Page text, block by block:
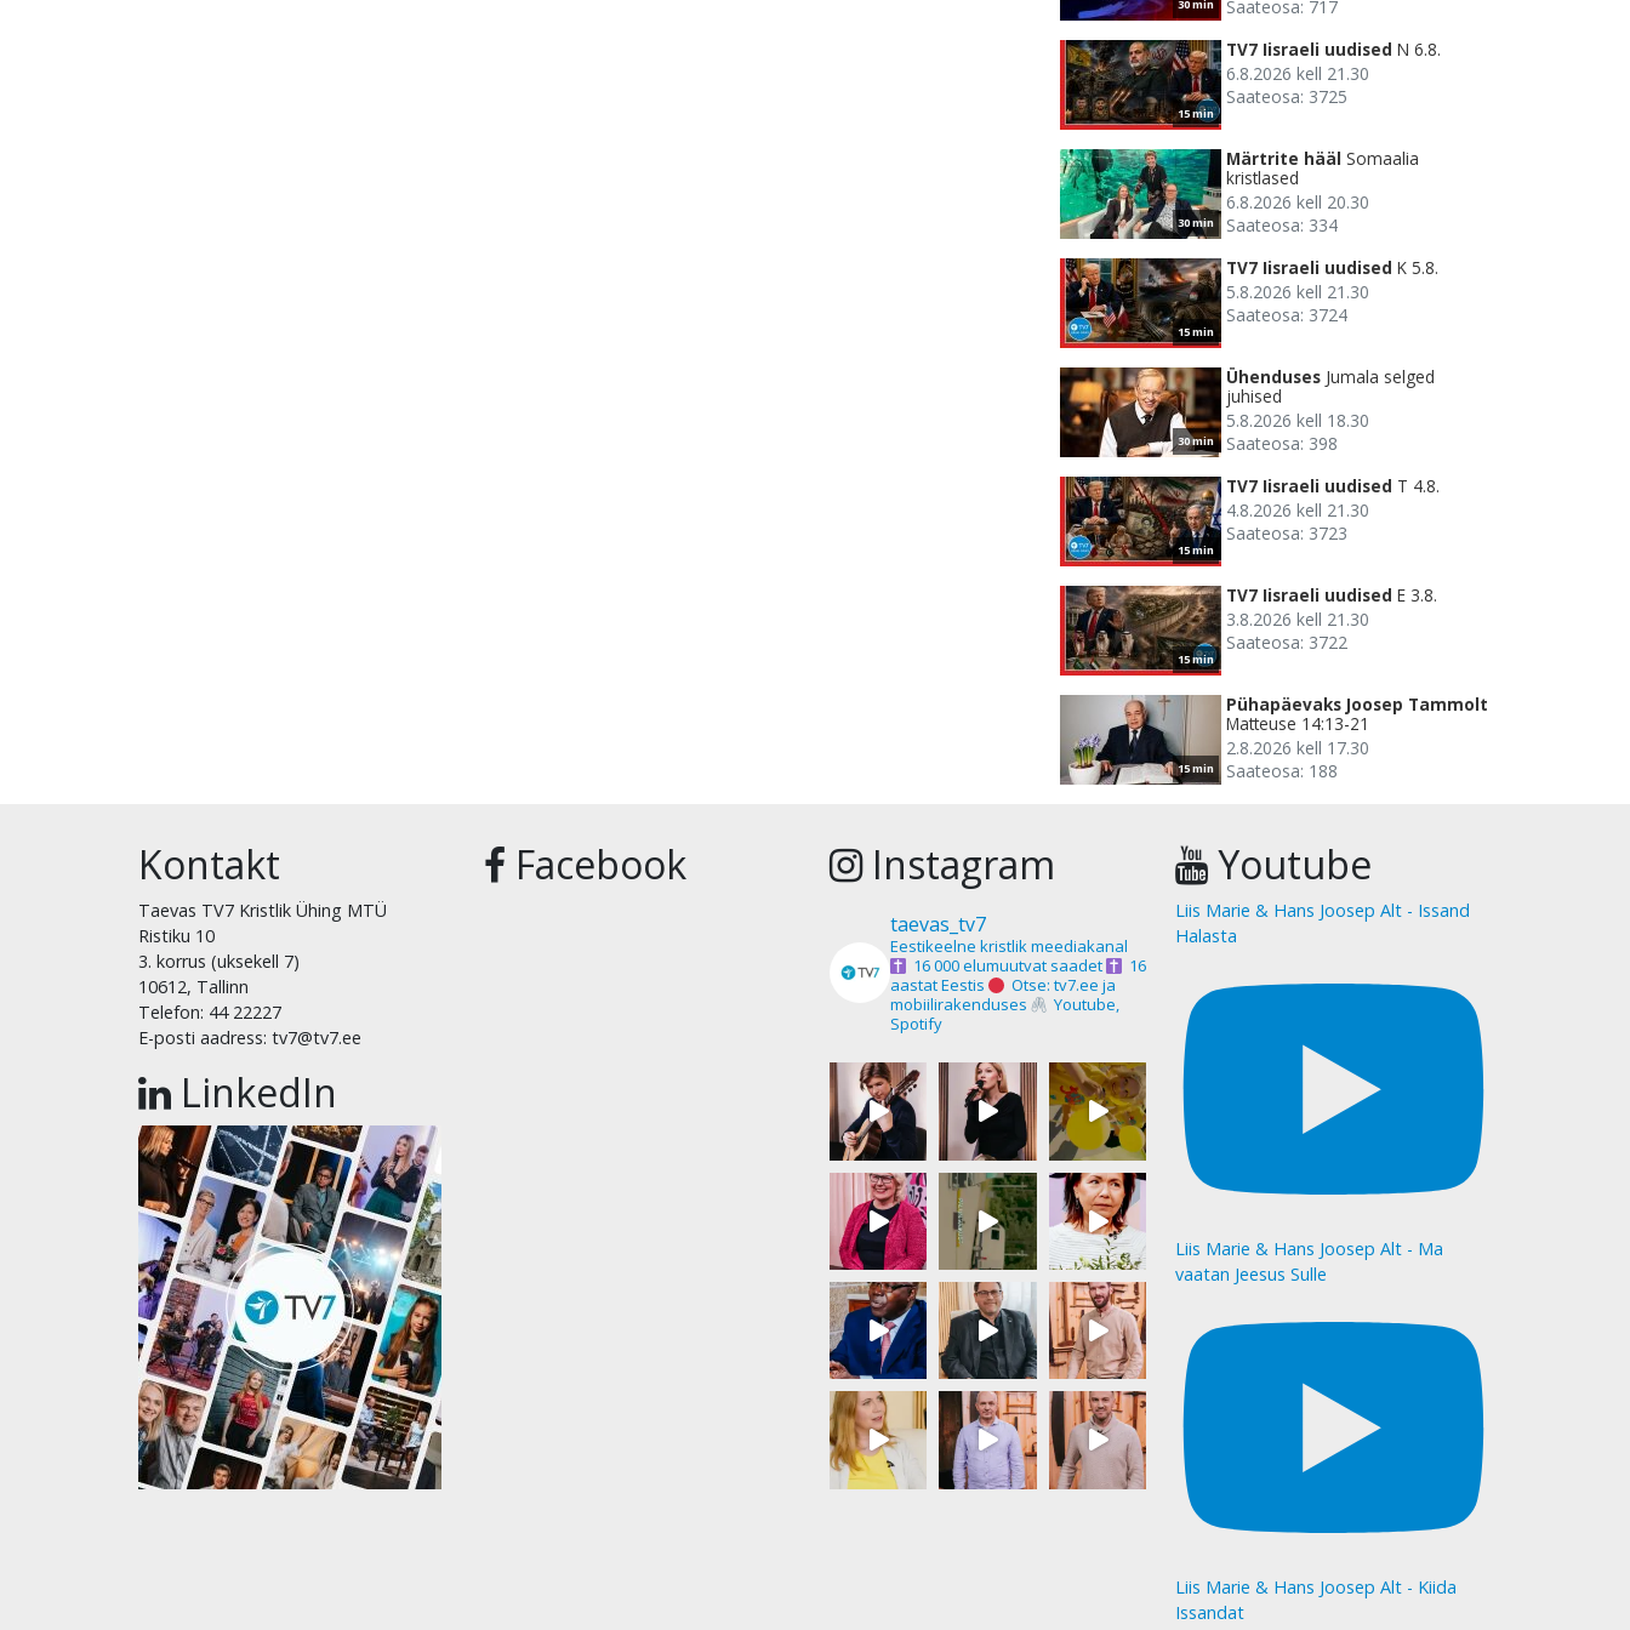
30 min Saateosa: 717
15 min
TV7 Iisraeli uudised N 6.8.
6.8.2026 kell 21.30
Saateosa: 3725
30 min
Märtrite hääl Somaalia
kristlased
6.8.2026 kell 20.30
Saateosa: 334
15 min
TV7 Iisraeli uudised K 5.8.
5.8.2026 kell 21.30
Saateosa: 3724
30 min
Ühenduses Jumala selged
juhised
5.8.2026 kell 18.30
Saateosa: 398
15 min
TV7 Iisraeli uudised T 4.8.
4.8.2026 kell 21.30
Saateosa: 3723
15 min
TV7 Iisraeli uudised E 3.8.
3.8.2026 kell 21.30
Saateosa: 3722
15 min
Pühapäevaks Joosep Tammolt
Matteuse 14:13-21
2.8.2026 kell 17.30
Saateosa: 188
Kontakt
Taevas TV7 Kristlik Ühing MTÜ
Ristiku 10
3. korrus (uksekell 7)
10612, Tallinn
Telefon: 44 22227
E-posti aadress: tv7@tv7.ee
LinkedIn
Facebook Instagram
taevas_tv7
Eestikeelne kristlik meediakanal
16 000 elumuutvat saadet
16
aastat Eestis
Otse: tv7.ee ja
mobiilirakenduses
Youtube,
Spotify
Youtube
Liis Marie & Hans Joosep Alt - Issand
Halasta
Liis Marie & Hans Joosep Alt - Ma
vaatan Jeesus Sulle
Liis Marie & Hans Joosep Alt - Kiida
Issandat